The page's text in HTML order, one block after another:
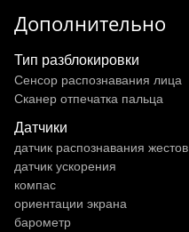
Дополнительно
Тип разблокировки
Сенсор распознавания лица
Сканер отпечатка пальца
Датчики
датчик распознавания жестов
датчик ускорения
компас
ориентации экрана
барометр